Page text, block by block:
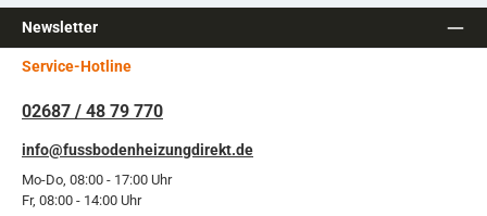
Newsletter
Service-Hotline
02687 / 48 79 770
info@fussbodenheizungdirekt.de
Mo-Do, 08:00 - 17:00 Uhr
Fr, 08:00 - 14:00 Uhr